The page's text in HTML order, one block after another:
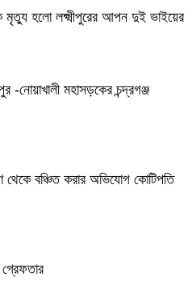
মৃত্যু হলো লক্ষ্মীপুরের আপন দুই ভাইয়ের
-নোয়াখালী মহাসড়কের চন্দ্রগঞ্জ
বঞ্চিত করার অভিযোগ কোটিপতি